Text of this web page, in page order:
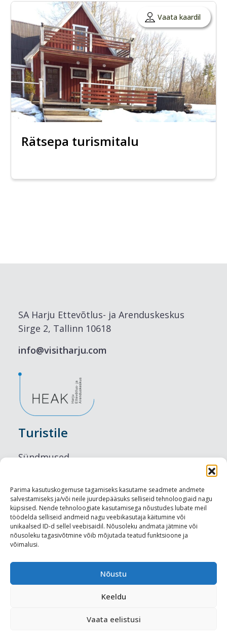
Parima kasutuskogemuse tagamiseks kasutame seadmete andmete
salvestamiseks ja/või neile juurdepääsuks selliseid tehnoloogiaid nagu
küpsised. Nende tehnoloogiate kasutamisega nõustudes lubate meil
töödelda selliseid andmeid nagu veebikasutaja käitumine või
unikaalsed ID-d sellel veebisaidil. Nõusoleku andmata jätmine või
nõusoleku tagasivõtmine võib mõjutada teatud funktsioone ja
võimalusi.
Nõustu
Keeldu
Vaata eelistusi
Vaata kaardil
Rätsepa turismitalu
SA Harju Ettevõtlus- ja Arenduskeskus
Sirge 2, Tallinn 10618
info@visitharju.com
Turistile
Sündmused
Maitseelamused
Vaatamisväärsused
Visit Tallinn
Turismiprofessionaalile
Harju-, Rapla- ja Läänemaa DMO
Meediakajastused